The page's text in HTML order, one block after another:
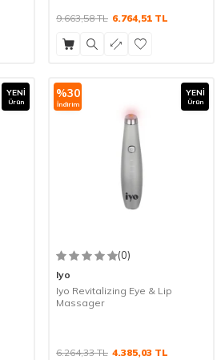
9.663,58TL 6.764,51 TL
YENI
Ürün
%30
İndirim
YENI
Ürün
(0)
Iyo
Iyo Revitalizing Eye & Lip
Massager
6.264,33TL 4.385,03 TL